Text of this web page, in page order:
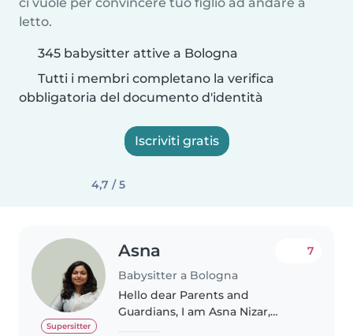
letto.
345 babysitter attive a Bologna
Tutti i membri completano la verifica
obbligatoria del documento d'identità
Iscriviti gratis
4,7 / 5
Supersitter
Asna
Babysitter a Bologna
7
Hello dear Parents and
Guardians, I am Asna Nizar,